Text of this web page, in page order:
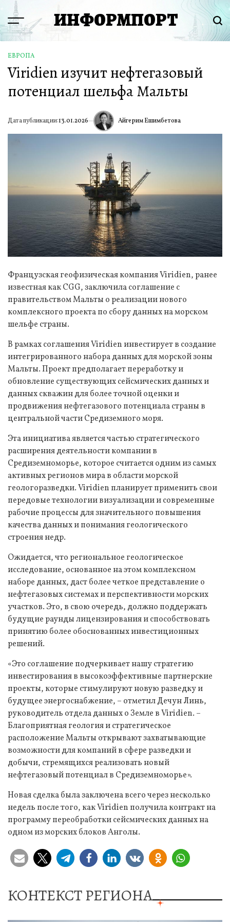
Перейти
содержимому
Menu ИНФОРМПОРТ
ОПУБЛИКОВАНО
В
ЕВРОПА
Viridien изучит нефтегазовый
потенциал шельфа Мальты
Дата публикации:13.01.2026 ИА Айгерим Ешимбетова
Французская геофизическая компания Viridien, ранее
известная как CGG, заключила соглашение с
правительством Мальты о реализации нового
комплексного проекта по сбору данных на морском
шельфе страны.
В рамках соглашения Viridien инвестирует в создание
интегрированного набора данных для морской зоны
Мальты. Проект предполагает переработку и
обновление существующих сейсмических данных и
данных скважин для более точной оценки и
продвижения нефтегазового потенциала страны в
центральной части Средиземного моря.
Эта инициатива является частью стратегического
расширения деятельности компании в
Средиземноморье, которое считается одним из самых
активных регионов мира в области морской
геологоразведки. Viridien планирует применить свои
передовые технологии визуализации и современные
рабочие процессы для значительного повышения
качества данных и понимания геологического
строения недр.
Ожидается, что региональное геологическое
исследование, основанное на этом комплексном
наборе данных, даст более четкое представление о
нефтегазовых системах и перспективности морских
участков. Это, в свою очередь, должно поддержать
будущие раунды лицензирования и способствовать
принятию более обоснованных инвестиционных
решений.
«Это соглашение подчеркивает нашу стратегию
инвестирования в высокоэффективные партнерские
проекты, которые стимулируют новую разведку и
будущее энергоснабжение, – отметил Дечун Линь,
руководитель отдела данных о Земле в Viridien. –
Благоприятная геология и стратегическое
расположение Мальты открывают захватывающие
возможности для компаний в сфере разведки и
добычи, стремящихся реализовать новый
нефтегазовый потенциал в Средиземноморье».
Новая сделка была заключена всего через несколько
недель после того, как Viridien получила контракт на
программу переобработки сейсмических данных на
одном из морских блоков Анголы.
КОНТЕКСТ РЕГИОНА